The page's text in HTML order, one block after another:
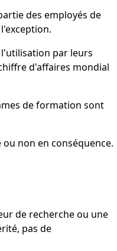
des employés de
l'utilisation par leurs
d'affaires mondial
de formation sont
non en conséquence.
de recherche ou une
pas de